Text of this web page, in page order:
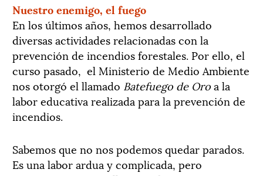
Nuestro enemigo, el fuego
En los últimos años, hemos desarrollado
diversas actividades relacionadas con la
prevención de incendios forestales. Por ello, el
curso pasado, el Ministerio de Medio Ambiente
nos otorgó el llamado Batefuego de Oroa la
labor educativa realizada para la prevención de
incendios.
Sabemos que no nos podemos quedar parados.
Es una labor ardua y complicada, pero